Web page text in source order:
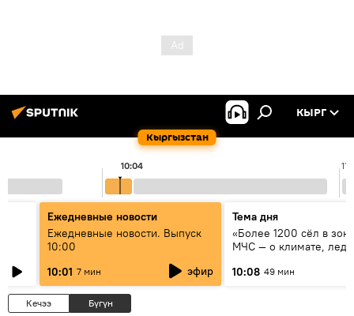
Кыргызстан
КЫРГ
10:04
Ежедневные новости
Ежедневные новости. Выпуск
10:00
10:01 7 мин эфир
Тема дня
«Более 1200 сёл в
МЧС — о климате,
населения
10:08 49 мин
Кечээ Бүгүн